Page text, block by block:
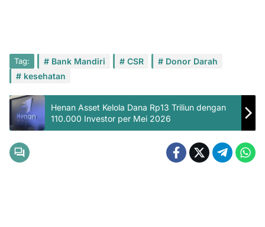
Tag: Bank Mandiri CSR
Donor Darah
kesehatan
Henan Asset Kelola Dana Rp13 Triliun dengan
110.000 Investor per Mei 2026